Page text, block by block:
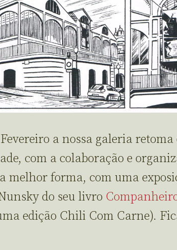
a nossa galeria
com a colaboração e
melhor forma, com uma
do seu livro
edição Chili Com Carne).